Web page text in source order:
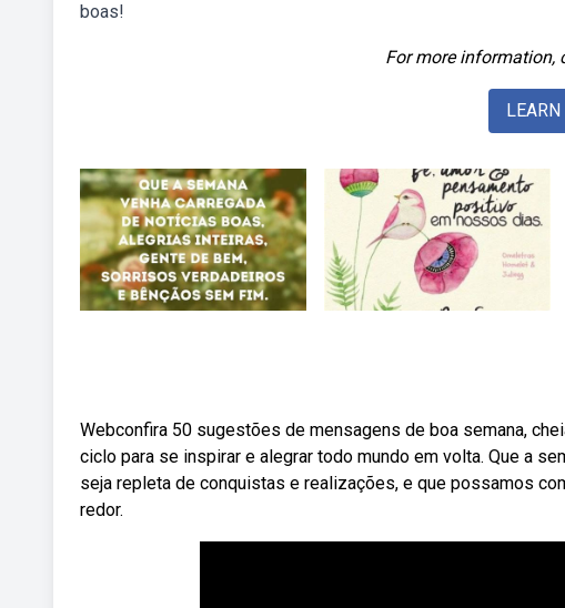
boas!
For more information,
Webconfira 50 sugestões de mensagens de boa semana,
ciclo para se inspirar e alegrar todo mundo em volta. Que a
seja repleta de conquistas e realizações, e que possamos
redor.